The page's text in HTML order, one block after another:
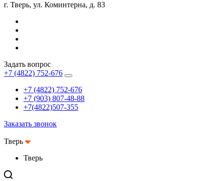
г. Тверь, ул. Коминтерна, д. 83
Задать вопрос
+7 (4822) 752-676
+7 (4822) 752-676
+7 (903) 807-48-88
+7(4822)507-355
Заказать звонок
Тверь
Тверь